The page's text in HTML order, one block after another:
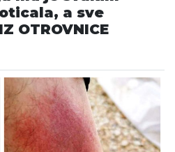
a sve
OTROVNICE